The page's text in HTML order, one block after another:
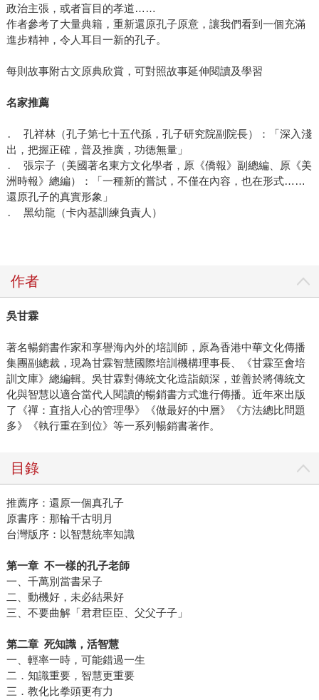
政治主張，或者盲目的孝道……
作者參考了大量典籍，重新還原孔子原意，讓我們看到一個充滿
進步精神，令人耳目一新的孔子。
每則故事附古文原典欣賞，可對照故事延伸閱讀及學習
名家推薦
․ 孔祥林（孔子第七十五代孫，孔子研究院副院長）：「深入淺
出，把握正確，普及推廣，功德無量」
․ 張宗子（美國著名東方文化學者，原《僑報》副總編、原《美
洲時報》總編）：「一種新的嘗試，不僅在內容，也在形式……
還原孔子的真實形象」
․ 黑幼龍（卡內基訓練負責人）
作者
吳甘霖
著名暢銷書作家和享譽海內外的培訓師，原為香港中華文化傳播
集團副總裁，現為甘霖智慧國際培訓機構理事長、《甘霖至會培
訓文庫》總編輯。吳甘霖對傳統文化造詣頗深，並善於將傳統文
化與智慧以適合當代人閱讀的暢銷書方式進行傳播。近年來出版
了《禪：直指人心的管理學》《做最好的中層》《方法總比問題
多》《執行重在到位》等一系列暢銷書著作。
目錄
推薦序：還原一個真孔子
原書序：那輪千古明月
台灣版序：以智慧統率知識
第一章 不一樣的孔子老師
一、千萬別當書呆子
二、動機好，未必結果好
三、不要曲解「君君臣臣、父父子子」
第二章 死知識，活智慧
一、輕率一時，可能錯過一生
二．知識重要，智慧更重要
三．教化比拳頭更有力